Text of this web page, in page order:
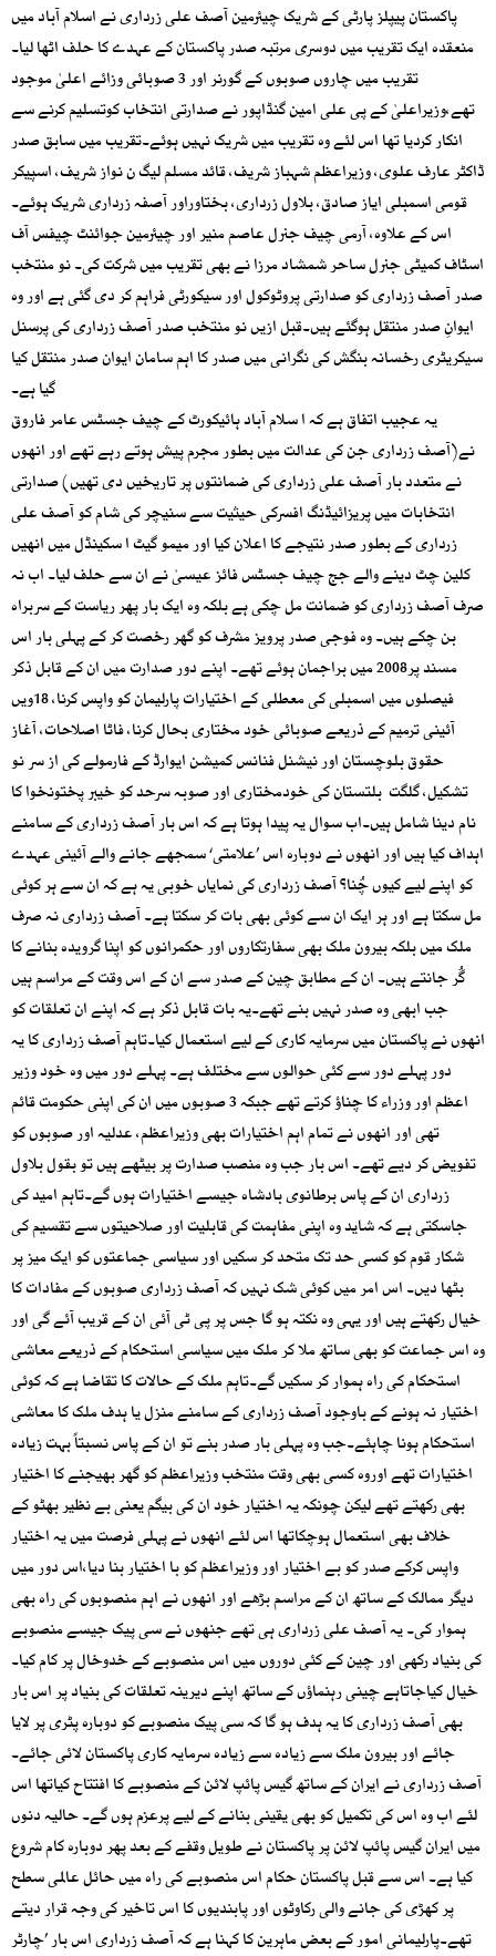
پاکستان پیپلز پارٹی کے شریک چیئرمین آصف علی زرداری نے اسلام آباد میں
منعقدہ ایک تقریب میں دوسری مرتبہ صدر پاکستان کے عہدے کا حلف اٹھا لیا۔
تقریب میں چاروں صوبوں کے گورنر اور 3 صوبائی وزائے اعلیٰ موجود
تھے،وزیراعلیٰ کے پی علی امین گنڈاپور نے صدارتی انتخاب کوتسلیم کرنے سے
انکار کردیا تھا اس لئے وہ تقریب میں شریک نہیں ہوئے۔تقریب میں سابق صدر
ڈاکٹر عارف علوی، وزیراعظم شہباز شریف، قائد مسلم لیگ ن نواز شریف، اسپیکر
قومی اسمبلی ایاز صادق، بلاول زرداری، بختاوراور آصفہ زرداری شریک ہوئے۔
اس کے علاوہ، آرمی چیف جنرل عاصم منیر اور چیئرمین جوائنٹ چیفس آف
اسٹاف کمیٹی جنرل ساحر شمشاد مرزا نے بھی تقریب میں شرکت کی۔ نو منتخب
صدر آصف زرداری کو صدارتی پروٹوکول اور سیکورٹی فراہم کر دی گئی ہے اور وہ
ایوانِ صدر منتقل ہوگئے ہیں۔قبل ازیں نو منتخب صدر آصف زرداری کی پرسنل
سیکریٹری رخسانہ بنگش کی نگرانی میں صدر کا اہم سامان ایوان صدر منتقل کیا
گیا ہے۔
یہ عجیب اتفاق ہے کہ ا سلام آباد ہائیکورٹ کے چیف جسٹس عامر فاروق
نے(آصف زرداری جن کی عدالت میں بطور مجرم پیش ہوتے رہے تھے اور انھوں
نے متعدد بار آصف علی زرداری کی ضمانتوں پر تاریخیں دی تھیں) صدارتی
انتخابات میں پریزائیڈنگ افسرکی حیثیت سے سنیچر کی شام کو آصف علی
زرداری کے بطور صدر نتیجے کا اعلان کیا اور میمو گیٹ ا سکینڈل میں انھیں
کلین چٹ دینے والے جج چیف جسٹس فائز عیسیٰ نے ان سے حلف لیا۔ اب نہ
صرف آصف زرداری کو ضمانت مل چکی ہے بلکہ وہ ایک بار پھر ریاست کے سربراہ
بن چکے ہیں۔ وہ فوجی صدر پرویز مشرف کو گھر رخصت کر کے پہلی بار اس
مسند پر2008 میں براجمان ہوئے تھے۔ اپنے دور صدارت میں ان کے قابل ذکر
فیصلوں میں اسمبلی کی معطلی کے اختیارات پارلیمان کو واپس کرنا، 18ویں
آئینی ترمیم کے ذریعے صوبائی خود مختاری بحال کرنا، فاٹا اصلاحات، آغاز
حقوق بلوچستان اور نیشنل فنانس کمیشن ایوارڈ کے فارمولے کی از سر نو
تشکیل، گلگت بلتستان کی خودمختاری اور صوبہ سرحد کو خیبر پختونخوا کا
نام دینا شامل ہیں۔اب سوال یہ پیدا ہوتا ہے کہ اس بار آصف زرداری کے سامنے
اہداف کیا ہیں اور انھوں نے دوبارہ اس ’علامتی‘ سمجھے جانے والے آئینی عہدے
کو اپنے لیے کیوں چُنا؟ آصف زرداری کی نمایاں خوبی یہ ہے کہ ان سے ہر کوئی
مل سکتا ہے اور ہر ایک ان سے کوئی بھی بات کر سکتا ہے۔ آصف زرداری نہ صرف
ملک میں بلکہ بیرون ملک بھی سفارتکاروں اور حکمرانوں کو اپنا گرویدہ بنانے کا
گُر جانتے ہیں۔ ان کے مطابق چین کے صدر سے ان کے اس وقت کے مراسم ہیں
جب ابھی وہ صدر نہیں بنے تھے۔یہ بات قابل ذکر ہے کہ اپنے ان تعلقات کو
انھوں نے پاکستان میں سرمایہ کاری کے لیے استعمال کیا۔تاہم آصف زرداری کا یہ
دور پہلے دور سے کئی حوالوں سے مختلف ہے۔ پہلے دور میں وہ خود وزیر
اعظم اور وزراء کا چناؤ کرتے تھے جبکہ 3 صوبوں میں ان کی اپنی حکومت قائم
تھی اور انھوں نے تمام اہم اختیارات بھی وزیراعظم، عدلیہ اور صوبوں کو
تفویض کر دیے تھے۔ اس بار جب وہ منصب صدارت پر بیٹھے ہیں تو بقول بلاول
زرداری ان کے پاس برطانوی بادشاہ جیسے اختیارات ہوں گے۔تاہم امید کی
جاسکتی ہے کہ شاید وہ اپنی مفاہمت کی قابلیت اور صلاحیتوں سے تقسیم کی
شکار قوم کو کسی حد تک متحد کر سکیں اور سیاسی جماعتوں کو ایک میز پر
بٹھا دیں۔ اس امر میں کوئی شک نہیں کہ آصف زرداری صوبوں کے مفادات کا
خیال رکھتے ہیں اور یہی وہ نکتہ ہو گا جس پر پی ٹی آئی ان کے قریب آئے گی اور
وہ اس جماعت کو بھی ساتھ ملا کر ملک میں سیاسی استحکام کے ذریعے معاشی
استحکام کی راہ ہموار کر سکیں گے۔تاہم ملک کے حالات کا تقاضا ہے کہ کوئی
اختیار نہ ہونے کے باوجود آصف زرداری کے سامنے منزل یا ہدف ملک کا معاشی
استحکام ہونا چاہئے۔جب وہ پہلی بار صدر بنے تو ان کے پاس نسبتاً بہت زیادہ
اختیارات تھے اوروہ کسی بھی وقت منتخب وزیراعظم کو گھر بھیجنے کا اختیار
بھی رکھتے تھے لیکن چونکہ یہ اختیار خود ان کی بیگم یعنی بے نظیر بھٹو کے
خلاف بھی استعمال ہوچکاتھا اس لئے انھوں نے پہلی فرصت میں یہ اختیار
واپس کرکے صدر کو بے اختیار اور وزیراعظم کو با اختیار بنا دیا،اس دور میں
دیگر ممالک کے ساتھ ان کے مراسم بڑھے اور انھوں نے اہم منصوبوں کی راہ بھی
ہموار کی۔ یہ آصف علی زرداری ہی تھے جنھوں نے سی پیک جیسے منصوبے
کی بنیاد رکھی اور چین کے کئی دوروں میں اس منصوبے کے خدوخال پر کام کیا۔
خیال کیاجاتاہے چینی رہنماؤں کے ساتھ اپنے دیرینہ تعلقات کی بنیاد پر اس بار
بھی آصف زرداری کا یہ ہدف ہو گا کہ سی پیک منصوبے کو دوبارہ پٹری پر لایا
جائے اور بیرون ملک سے زیادہ سے زیادہ سرمایہ کاری پاکستان لائی جائے۔
آصف زرداری نے ایران کے ساتھ گیس پائپ لائن کے منصوبے کا افتتاح کیاتھا اس
لئے اب وہ اس کی تکمیل کو بھی یقینی بنانے کے لیے پرعزم ہوں گے۔ حالیہ دنوں
میں ایران گیس پائپ لائن پر پاکستان نے طویل وقفے کے بعد پھر دوبارہ کام شروع
کیا ہے۔ اس سے قبل پاکستان حکام اس منصوبے کی راہ میں حائل عالمی سطح
پر کھڑی کی جانے والی رکاوٹوں اور پابندیوں کا اس تاخیر کی وجہ قرار دیتے
تھے۔پارلیمانی امور کے بعض ماہرین کا کہنا ہے کہ آصف زرداری اس بار ’چارٹر